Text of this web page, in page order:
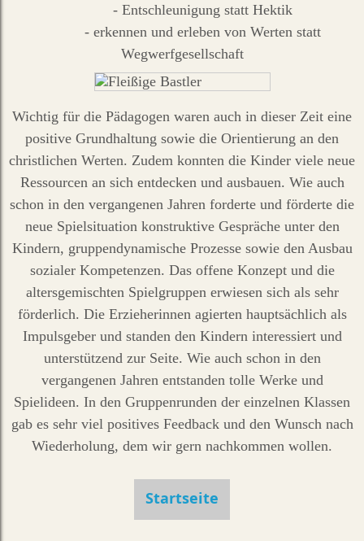
- Entschleunigung statt Hektik
- erkennen und erleben von Werten statt
Wegwerfgesellschaft
Wichtig für die Pädagogen waren auch in dieser Zeit eine
positive Grundhaltung sowie die Orientierung an den
christlichen Werten. Zudem konnten die Kinder viele neue
Ressourcen an sich entdecken und ausbauen. Wie auch
schon in den vergangenen Jahren forderte und förderte die
neue Spielsituation konstruktive Gespräche unter den
Kindern, gruppendynamische Prozesse sowie den Ausbau
sozialer Kompetenzen. Das offene Konzept und die
altersgemischten Spielgruppen erwiesen sich als sehr
förderlich. Die Erzieherinnen agierten hauptsächlich als
Impulsgeber und standen den Kindern interessiert und
unterstützend zur Seite. Wie auch schon in den
vergangenen Jahren entstanden tolle Werke und
Spielideen. In den Gruppenrunden der einzelnen Klassen
gab es sehr viel positives Feedback und den Wunsch nach
Wiederholung, dem wir gern nachkommen wollen.
Startseite